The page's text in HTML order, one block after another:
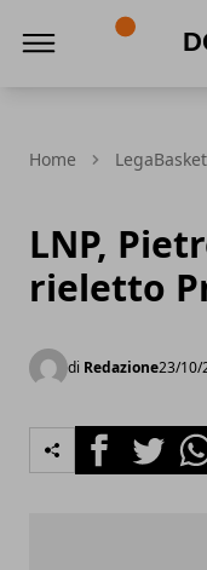
Home LegaBasket
LNP,
rieletto
di Redazione23/10/
FacebookTwitter